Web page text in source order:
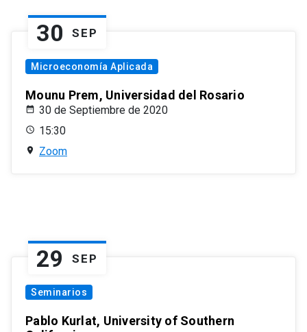
30 SEP
Microeconomía Aplicada
Mounu Prem, Universidad del Rosario
30 de Septiembre de 2020
15:30
Zoom
29 SEP
Seminarios
Pablo Kurlat, University of Southern